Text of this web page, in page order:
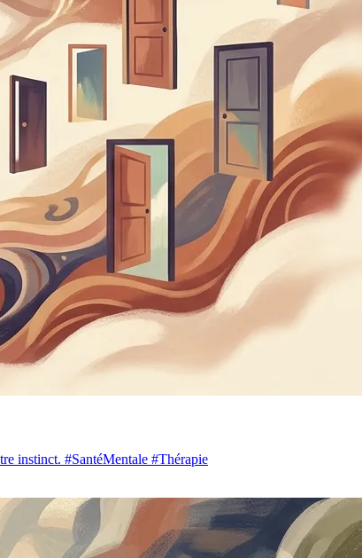
instinct. #SantéMentale #Thérapie